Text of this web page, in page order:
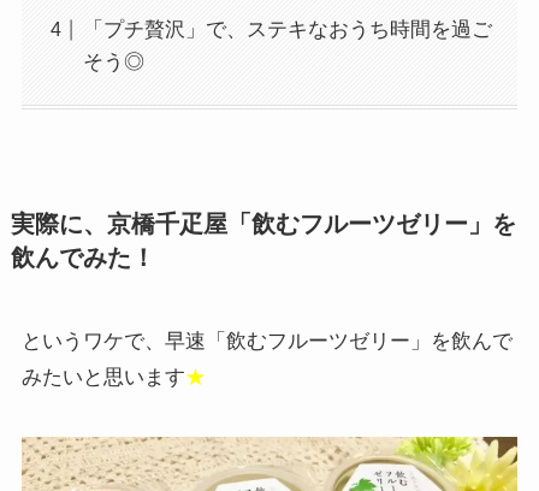
「プチ贅沢」で、ステキなおうち時間を過ご
そう◎
実際に、京橋千疋屋「飲むフルーツゼリー」を
飲んでみた！
というワケで、早速「飲むフルーツゼリー」を飲んで
みたいと思います★